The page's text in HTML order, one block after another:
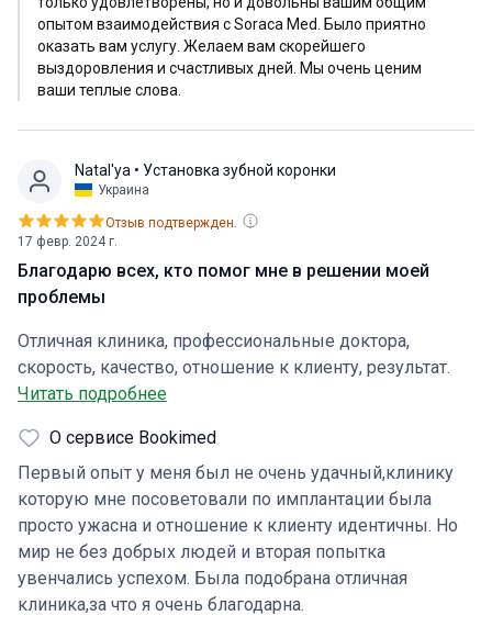
прибыл с опозданием, но Валерия и доктор дождались
меня. Были произведены все процедуры,
необходимые для изготовления коронки. И 21 марта к
15:00 коронка была изготовлена и мне назначили в это
время термин. Мне была установлена коронка.
не было. Всё просто восхитительно. Ещё раз огромное
профессионализм. Я с уверенностью рекомендую
всем, кому необходима данная помощь, обращаться к
координатору Bookimed Кристине, координатору
Валерии и доктору Göksel Kalyaz стоматологической
клиники SoracaMed в Анталии. За отдельную плату
предоставляется трансфер(дешевле чем такси).
Станислав. Латвия. 21 марта 2024 года.
опытом взаимодействия с Soraca Med. Было приятно
оказать вам услугу. Желаем вам скорейшего
выздоровления и счастливых дней. Мы очень ценим
ваши теплые слова.
Natal'ya • Установка зубной коронки
Украина
17 февр. 2024 г.
Отзыв подтвержден.
Благодарю всех, кто помог мне в решении моей
проблемы
Отличная клиника, профессиональные доктора,
скорость, качество, отношение к клиенту, результат.
Благодарю всех,кто помог мне в решении моей
посоветовала мне клинику Soraca med, Я осталась
довольна результатом. Желаю только процветания.
Читать подробнее
О сервисе Bookimed
Первый опыт у меня был не очень удачный,клинику
которую мне посоветовали по имплантации была
просто ужасна и отношение к клиенту идентичны. Но
мир не без добрых людей и вторая попытка
увенчались успехом. Была подобрана отличная
клиника,за что я очень благодарна.